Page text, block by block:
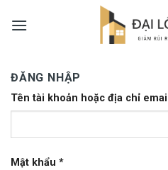
ĐĂNG NHẬP
Tên tài khoản hoặc địa chỉ email
Mật khẩu *